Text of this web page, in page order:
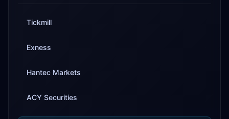
Tickmill
Exness
Hantec Markets
ACY Securities